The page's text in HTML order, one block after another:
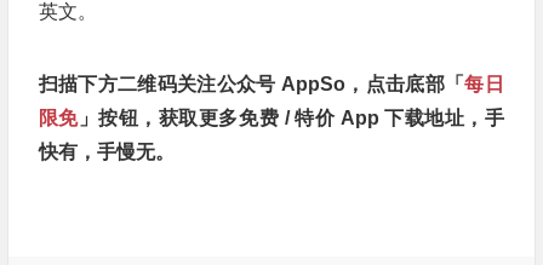
英文。
扫描下方二维码关注公众号 AppSo，点击底部「每日
限免」按钮，获取更多免费 / 特价 App 下载地址，手
快有，手慢无。